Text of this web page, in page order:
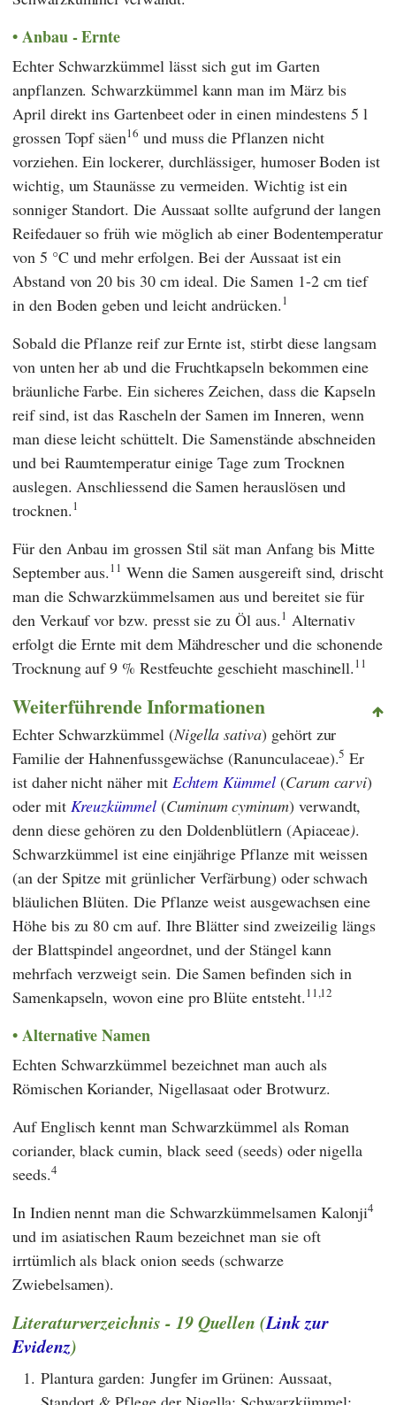
Anbau - Ernte
Echter Schwarzkümmel lässt sich gut im Garten
anpflanzen. Schwarzkümmel kann man im März bis
April direkt ins Gartenbeet oder in einen mindestens 5 l
grossen Topf säen16 und muss die Pflanzen nicht
vorziehen. Ein lockerer, durchlässiger, humoser Boden ist
wichtig, um Staunässe zu vermeiden. Wichtig ist ein
sonniger Standort. Die Aussaat sollte aufgrund der langen
Reifedauer so früh wie möglich ab einer Bodentemperatur
von 5 °C und mehr erfolgen. Bei der Aussaat ist ein
Abstand von 20 bis 30 cm ideal. Die Samen 1-2 cm tief
in den Boden geben und leicht andrücken.1
Sobald die Pflanze reif zur Ernte ist, stirbt diese langsam
von unten her ab und die Fruchtkapseln bekommen eine
bräunliche Farbe. Ein sicheres Zeichen, dass die Kapseln
reif sind, ist das Rascheln der Samen im Inneren, wenn
man diese leicht schüttelt. Die Samenstände abschneiden
und bei Raumtemperatur einige Tage zum Trocknen
auslegen. Anschliessend die Samen herauslösen und
trocknen.1
Für den Anbau im grossen Stil sät man Anfang bis Mitte
September aus.11 Wenn die Samen ausgereift sind, drischt
man die Schwarzkümmelsamen aus und bereitet sie für
den Verkauf vor bzw. presst sie zu Öl aus.1 Alternativ
erfolgt die Ernte mit dem Mähdrescher und die schonende
Trocknung auf 9 % Restfeuchte geschieht maschinell.11
Weiterführende Informationen
Echter Schwarzkümmel (Nigella sativa) gehört zur
Familie der Hahnenfussgewächse (Ranunculaceae).5 Er
ist daher nicht näher mit Echtem Kümmel(Carum carvi)
oder mit Kreuzkümmel(Cuminum cyminum) verwandt,
denn diese gehören zu den Doldenblütlern (Apiaceae).
Schwarzkümmel ist eine einjährige Pflanze mit weissen
(an der Spitze mit grünlicher Verfärbung) oder schwach
bläulichen Blüten. Die Pflanze weist ausgewachsen eine
Höhe bis zu 80 cm auf. Ihre Blätter sind zweizeilig längs
der Blattspindel angeordnet, und der Stängel kann
mehrfach verzweigt sein. Die Samen befinden sich in
Samenkapseln, wovon eine pro Blüte entsteht.11,12
Alternative Namen
Echten Schwarzkümmel bezeichnet man auch als
Römischen Koriander, Nigellasaat oder Brotwurz.
Auf Englisch kennt man Schwarzkümmel als Roman
coriander, black cumin, black seed (seeds) oder nigella
seeds.4
In Indien nennt man die Schwarzkümmelsamen Kalonji4
und im asiatischen Raum bezeichnet man sie oft
irrtümlich als black onion seeds (schwarze
Zwiebelsamen).
Literaturverzeichnis - 19 Quellen (Link zur
Evidenz)
1. Plantura garden: Jungfer im Grünen: Aussaat,